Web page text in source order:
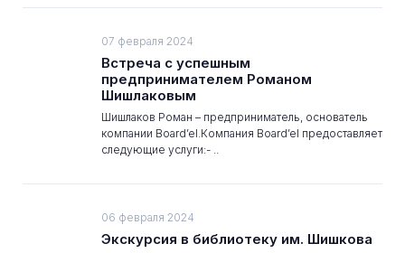
07 февраля 2024
Встреча с успешным
предпринимателем Романом
Шишлаковым
Шишлаков Роман – предприниматель, основатель
компании Board’el.Компания Board’el предоставляет
следующие услуги:- ..
06 февраля 2024
Экскурсия в библиотеку им. Шишкова